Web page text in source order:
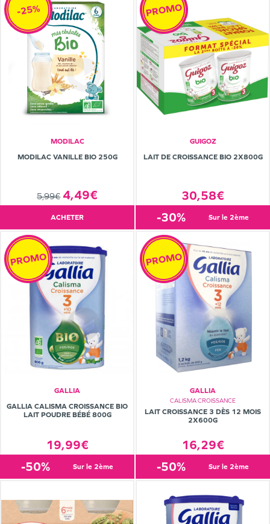
MODILAC
MODILAC VANILLE BIO 250G
5,99€ 4,49€
-25%
ACHETER
GUIGOZ
LAIT DE CROISSANCE BIO 2X800G
30,58€
PROMO
-30% sur le 2ème
GALLIA
GALLIA CALISMA CROISSANCE BIO
LAIT POUDRE BÉBÉ 800G
19,99€
PROMO
-50% sur le 2ème
GALLIA
CALISMA CROISSANCE
LAIT CROISSANCE 3 DÈS 12 MOIS
2X600G
16,29€
PROMO
-50% sur le 2ème